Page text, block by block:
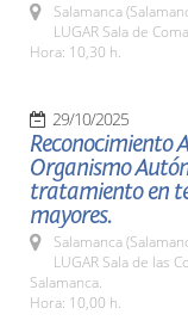
Salamanca
LUGAR Sala de
Hora: 10,30 h.
29/10/2025
Reconocimiento
Organismo
tratamiento en
mayores.
Salamanca
LUGAR Sala de las
Salamanca.
Hora: 10,00 h.